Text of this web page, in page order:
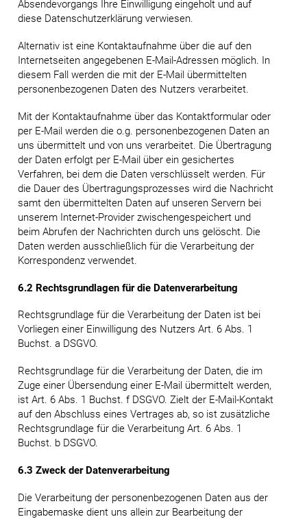
Absendevorgangs Ihre Einwilligung eingeholt und auf
diese Datenschutzerklärung verwiesen.
Alternativ ist eine Kontaktaufnahme über die auf den
Internetseiten angegebenen E-Mail-Adressen möglich. In
diesem Fall werden die mit der E-Mail übermittelten
personenbezogenen Daten des Nutzers verarbeitet.
Mit der Kontaktaufnahme über das Kontaktformular oder
per E-Mail werden die o.g. personenbezogenen Daten an
uns übermittelt und von uns verarbeitet. Die Übertragung
der Daten erfolgt per E-Mail über ein gesichertes
Verfahren, bei dem die Daten verschlüsselt werden. Für
die Dauer des Übertragungsprozesses wird die Nachricht
samt den übermittelten Daten auf unseren Servern bei
unserem Internet-Provider zwischengespeichert und
beim Abrufen der Nachrichten durch uns gelöscht. Die
Daten werden ausschließlich für die Verarbeitung der
Korrespondenz verwendet.
6.2 Rechtsgrundlagen für die Datenverarbeitung
Rechtsgrundlage für die Verarbeitung der Daten ist bei
Vorliegen einer Einwilligung des Nutzers Art. 6 Abs. 1
Buchst. a DSGVO.
Rechtsgrundlage für die Verarbeitung der Daten, die im
Zuge einer Übersendung einer E-Mail übermittelt werden,
ist Art. 6 Abs. 1 Buchst. f DSGVO. Zielt der E-Mail-Kontakt
auf den Abschluss eines Vertrages ab, so ist zusätzliche
Rechtsgrundlage für die Verarbeitung Art. 6 Abs. 1
Buchst. b DSGVO.
6.3 Zweck der Datenverarbeitung
Die Verarbeitung der personenbezogenen Daten aus der
Eingabemaske dient uns allein zur Bearbeitung der